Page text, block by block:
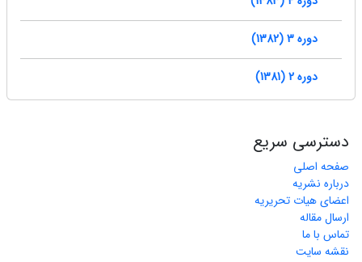
دوره 3 (1382)
دوره 2 (1381)
دسترسی سریع
صفحه اصلی
درباره نشریه
اعضای هیات تحریریه
ارسال مقاله
تماس با ما
نقشه سایت